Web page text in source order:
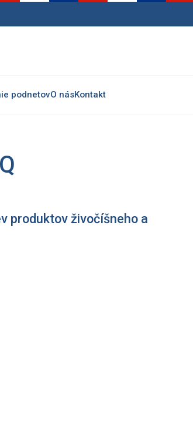
podnetovO násKontakt
produktov živočíšneho a